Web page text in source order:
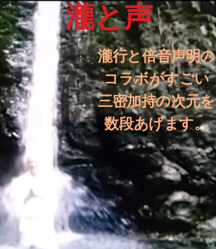
​瀧と声
​瀧行と倍音声明の
コラボがすごい
三密加持の次元を
数段あげます。​